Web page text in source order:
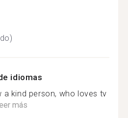
idiomas
a kind person, who loves tv
más